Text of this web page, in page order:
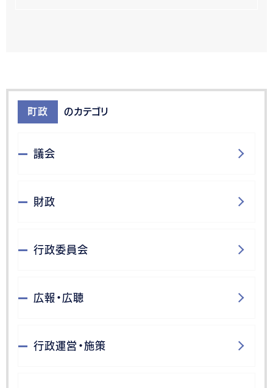
町政 のカテゴリ
議会
財政
行政委員会
広報・広聴
行政運営・施策